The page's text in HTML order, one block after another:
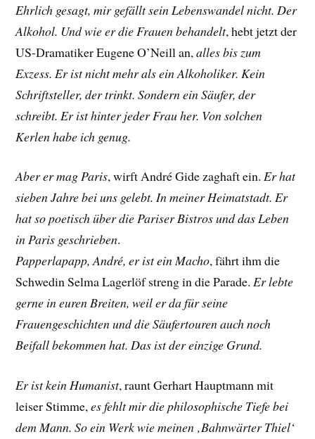
Ehrlich gesagt, mir gefällt sein Lebenswandel nicht. Der
Alkohol. Und wie er die Frauen behandelt, hebt jetzt der
US-DramatikerEugene O’Neillan,alles bis zum
Exzess. Er ist nicht mehr als ein Alkoholiker. Kein
Schriftsteller, der trinkt. Sondern ein Säufer, der
schreibt. Er ist hinter jeder Frau her. Von solchen
Kerlen habe ich genug.
Aber er mag Paris, wirft André Gide zaghaft ein.Er hat
sieben Jahre bei uns gelebt. In meiner Heimatstadt. Er
hat so poetisch über die Pariser Bistros und das Leben
in Paris geschrieben.
Papperlapapp, André, er ist ein Macho, fährt ihm die
SchwedinSelma Lagerlöf strengin die Parade.Er lebte
gerne in euren Breiten, weil er da für seine
Frauengeschichten und die Säufertouren auch noch
Beifall bekommen hat. Das ist der einzige Grund.
Er ist kein Humanist, rauntGerhart Hauptmannmit
leiser Stimme,es fehlt mir die philosophische Tiefe bei
dem Mann. So ein Werk wie meinen ‚Bahnwärter Thiel‘